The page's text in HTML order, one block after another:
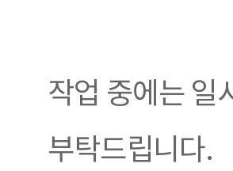
작업 중에는 일
부탁드립니다.